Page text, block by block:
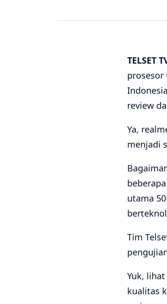
TELSET
prosesor
review
Ya,
menjadi
utama
Tim
Yuk,
kualitas